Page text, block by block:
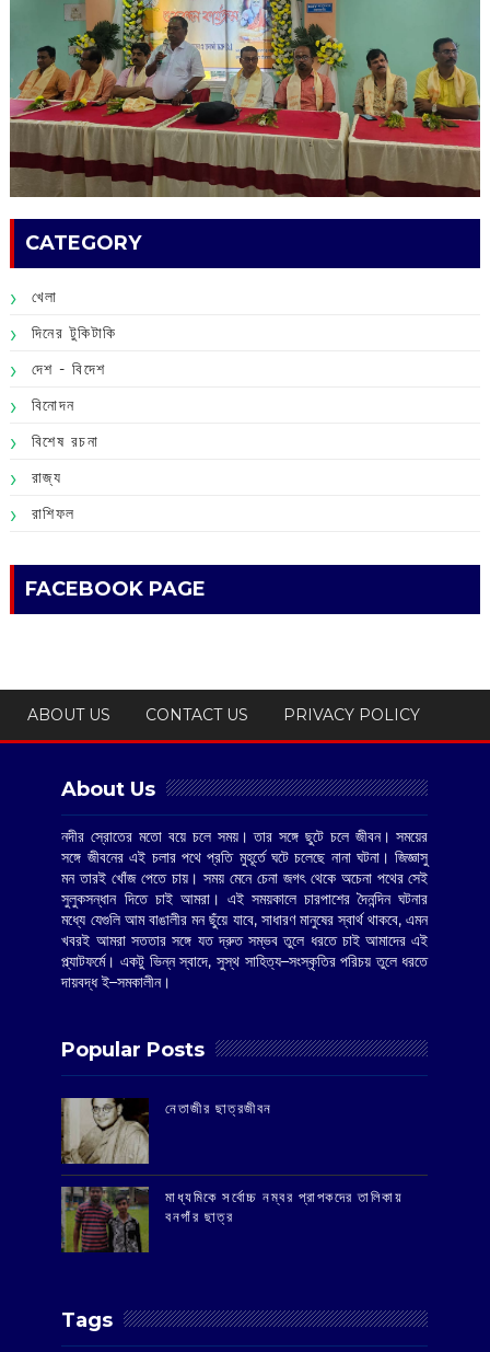
CATEGORY
খেলা
দিনের টুকিটাকি
দেশ - বিদেশ
বিনোদন
বিশেষ রচনা
রাজ্য
রাশিফল
FACEBOOK PAGE
ABOUT US CONTACT US PRIVACY POLICY
About Us
নদীর স্রোতের মতো বয়ে চলে সময়। তার সঙ্গে ছুটে চলে জীবন। সময়ের
সঙ্গে জীবনের এই চলার পথে প্রতি মুহূর্তে ঘটে চলেছে নানা ঘটনা। জিজ্ঞাসু
মন তারই খোঁজ পেতে চায়। সময় মেনে চেনা জগৎ থেকে অচেনা পথের সেই
সুলুকসন্ধান দিতে চাই আমরা। এই সময়কালে চারপাশের দৈনন্দিন ঘটনার
মধ্যে যেগুলি আম বাঙালীর মন ছুঁয়ে যাবে, সাধারণ মানুষের স্বার্থ থাকবে, এমন
খবরই আমরা সততার সঙ্গে যত দ্রুত সম্ভব তুলে ধরতে চাই আমাদের এই
প্ল্যাটফর্মে। একটু ভিন্ন স্বাদে, সুস্থ সাহিত্য–সংস্কৃতির পরিচয় তুলে ধরতে
দায়বদ্ধ ই–সমকালীন।
Popular Posts
‌নেতাজীর ছাত্রজীবন
মাধ্যমিকে সর্বোচ্চ নম্বর প্রাপকদের তালিকায়
বনগাঁর ছাত্র
Tags